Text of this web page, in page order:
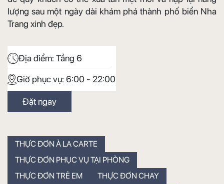
lượng sau một ngày dài khám phá thành phố biển Nha
Trang xinh đẹp.
Đặt ngay
Địa điểm: Tầng 6
Giờ phục vụ: 6:00 - 22:00
THỰC ĐƠN À LA CARTE
THỰC ĐƠN PHỤC VỤ TẠI PHÒNG
THỰC ĐƠN TRẺ EM
THỰC ĐƠN CHAY